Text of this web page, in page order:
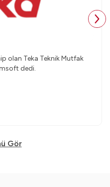
olan Teka Teknik Mutfak
dedi.
Gör